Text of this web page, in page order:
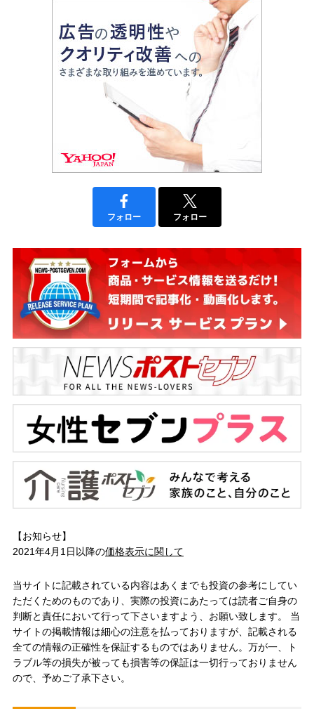
フォロー フォロー
【お知らせ】
2021年4月1日以降の価格表示に関して
当サイトに記載されている内容はあくまでも投資の参考にしてい
ただくためのものであり、実際の投資にあたっては読者ご自身の
判断と責任において行って下さいますよう、お願い致します。 当
サイトの掲載情報は細心の注意を払っておりますが、記載される
全ての情報の正確性を保証するものではありません。万が一、ト
ラブル等の損失が被っても損害等の保証は一切行っておりません
ので、予めご了承下さい。